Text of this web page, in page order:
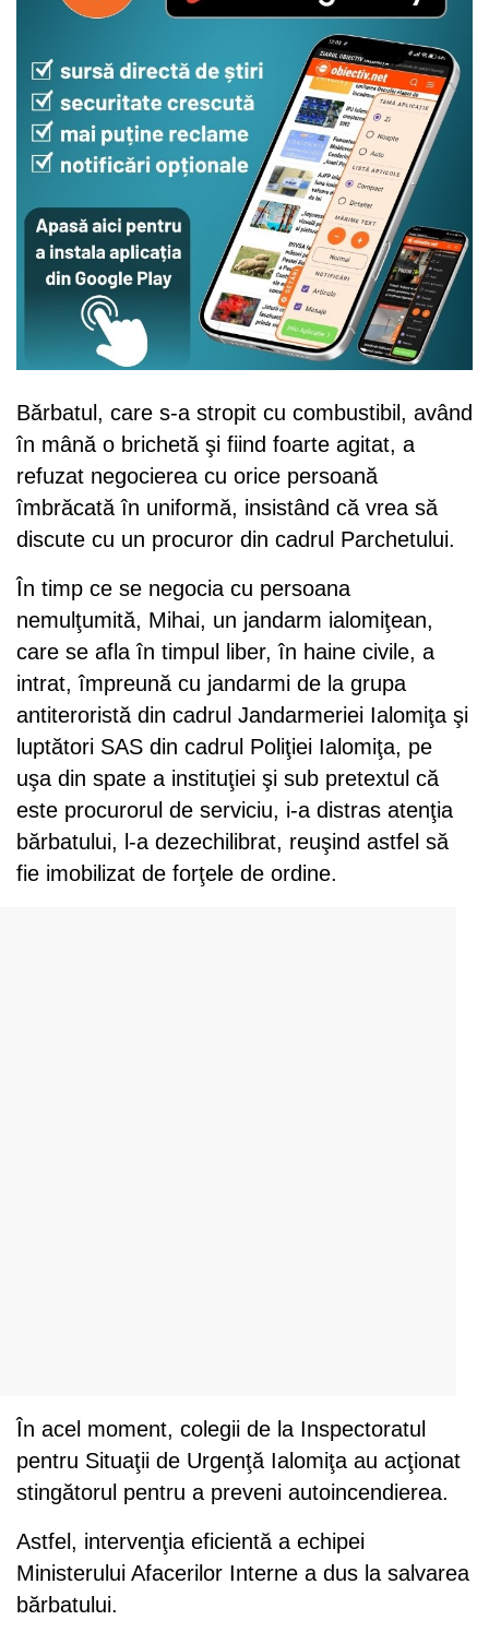
Bărbatul, care s-a stropit cu combustibil, având
în mână o brichetă şi fiind foarte agitat, a
refuzat negocierea cu orice persoană
îmbrăcată în uniformă, insistând că vrea să
discute cu un procuror din cadrul Parchetului.
În timp ce se negocia cu persoana
nemulţumită, Mihai, un jandarm ialomiţean,
care se afla în timpul liber, în haine civile, a
intrat, împreună cu jandarmi de la grupa
antiteroristă din cadrul Jandarmeriei Ialomiţa şi
luptători SAS din cadrul Poliţiei Ialomiţa, pe
uşa din spate a instituţiei şi sub pretextul că
este procurorul de serviciu, i-a distras atenţia
bărbatului, l-a dezechilibrat, reuşind astfel să
fie imobilizat de forţele de ordine.
În acel moment, colegii de la Inspectoratul
pentru Situaţii de Urgenţă Ialomiţa au acţionat
stingătorul pentru a preveni autoincendierea.
Astfel, intervenţia eficientă a echipei
Ministerului Afacerilor Interne a dus la salvarea
bărbatului.